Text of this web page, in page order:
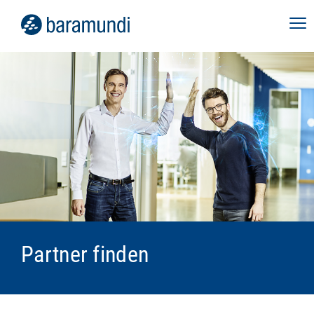
Partner finden